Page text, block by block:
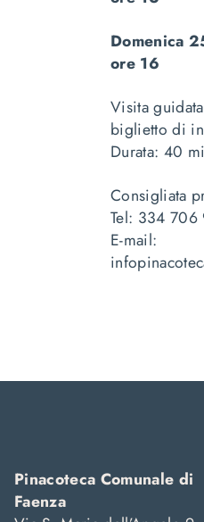
Domenica
ore 16
Visita
biglietto di
Durata: 40
Consigliata
Tel: 334 706
E-mail:
Pinacoteca Comunale di
Faenza